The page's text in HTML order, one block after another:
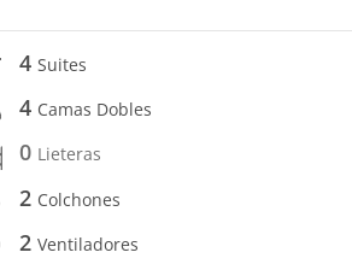
4Suites
4 Camas Dobles
0 Lieteras
2 Colchones
2Ventiladores